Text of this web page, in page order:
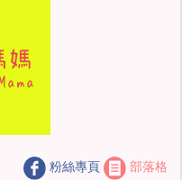
粉絲專頁 部落格